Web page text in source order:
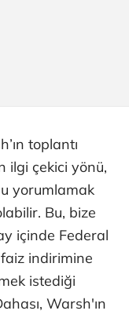
toplantı
ilgi çekici yönü,
yorumlamak
Bu, bize
içinde Federal
indirimine
istediği
Warsh'ın